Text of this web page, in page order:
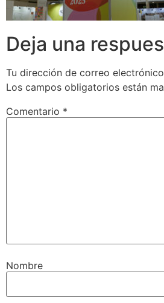
Deja una
Tu dirección de correo
Los campos obligatorios están
Comentario *
Nombre